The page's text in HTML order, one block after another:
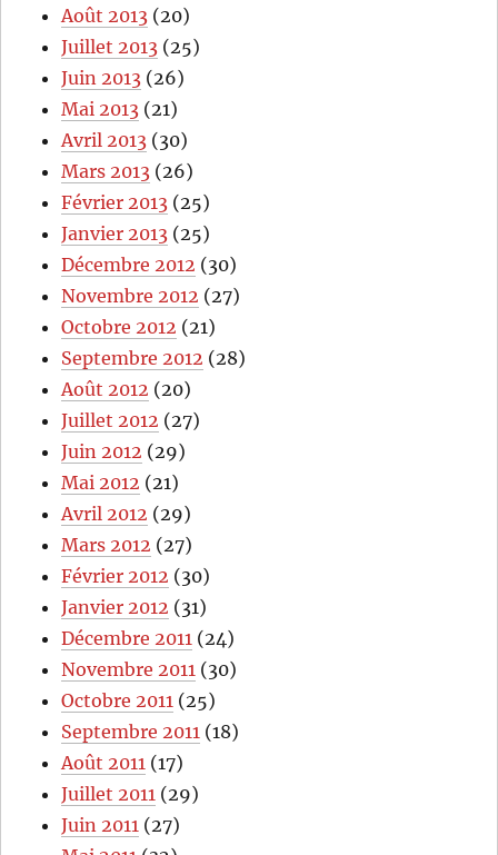
Août 2013 (20)
Juillet 2013 (25)
Juin 2013 (26)
Mai 2013 (21)
Avril 2013 (30)
Mars 2013 (26)
Février 2013 (25)
Janvier 2013 (25)
Décembre 2012 (30)
Novembre 2012 (27)
Octobre 2012 (21)
Septembre 2012 (28)
Août 2012 (20)
Juillet 2012 (27)
Juin 2012 (29)
Mai 2012 (21)
Avril 2012 (29)
Mars 2012 (27)
Février 2012 (30)
Janvier 2012 (31)
Décembre 2011 (24)
Novembre 2011 (30)
Octobre 2011 (25)
Septembre 2011 (18)
Août 2011 (17)
Juillet 2011 (29)
Juin 2011 (27)